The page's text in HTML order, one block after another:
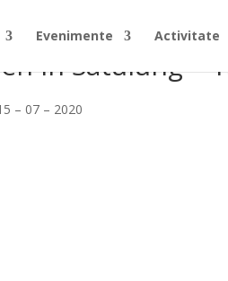
Evenimente Activitate
în Satulung –